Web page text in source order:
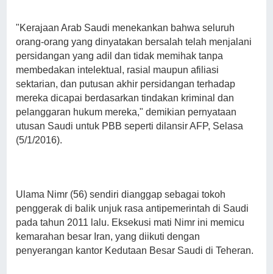
"Kerajaan Arab Saudi menekankan bahwa seluruh
orang-orang yang dinyatakan bersalah telah menjalani
persidangan yang adil dan tidak memihak tanpa
membedakan intelektual, rasial maupun afiliasi
sektarian, dan putusan akhir persidangan terhadap
mereka dicapai berdasarkan tindakan kriminal dan
pelanggaran hukum mereka," demikian pernyataan
utusan Saudi untuk PBB seperti dilansir AFP, Selasa
(5/1/2016).
Ulama Nimr (56) sendiri dianggap sebagai tokoh
penggerak di balik unjuk rasa antipemerintah di Saudi
pada tahun 2011 lalu. Eksekusi mati Nimr ini memicu
kemarahan besar Iran, yang diikuti dengan
penyerangan kantor Kedutaan Besar Saudi di Teheran.